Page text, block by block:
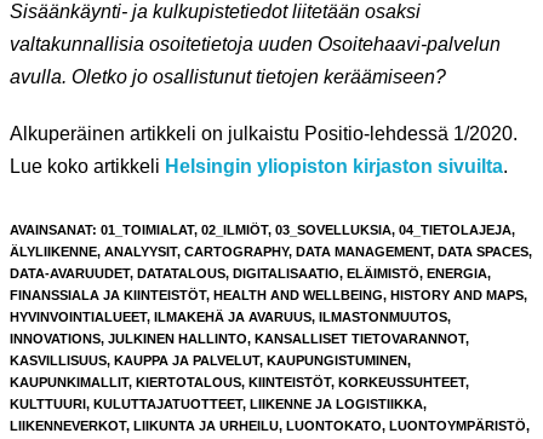
Sisäänkäynti- ja kulkupistetiedot liitetään osaksi
valtakunnallisia osoitetietoja uuden Osoitehaavi-palvelun
avulla. Oletko jo osallistunut tietojen keräämiseen?
Alkuperäinen artikkeli on julkaistu Positio-lehdessä 1/2020.
Lue koko artikkeli Helsingin yliopiston kirjaston sivuilta.
AVAINSANAT: 01_TOIMIALAT, 02_ILMIÖT, 03_SOVELLUKSIA, 04_TIETOLAJEJA,
ÄLYLIIKENNE, ANALYYSIT, CARTOGRAPHY, DATA MANAGEMENT, DATA SPACES,
DATA-AVARUUDET, DATATALOUS, DIGITALISAATIO, ELÄIMISTÖ, ENERGIA,
FINANSSIALA JA KIINTEISTÖT, HEALTH AND WELLBEING, HISTORY AND MAPS,
HYVINVOINTIALUEET, ILMAKEHÄ JA AVARUUS, ILMASTONMUUTOS,
INNOVATIONS, JULKINEN HALLINTO, KANSALLISET TIETOVARANNOT,
KASVILLISUUS, KAUPPA JA PALVELUT, KAUPUNGISTUMINEN,
KAUPUNKIMALLIT, KIERTOTALOUS, KIINTEISTÖT, KORKEUSSUHTEET,
KULTTUURI , KULUTTAJATUOTTEET, LIIKENNE JA LOGISTIIKKA,
LIIKENNEVERKOT, LIIKUNTA JA URHEILU, LUONTOKATO, LUONTOYMPÄRISTÖ,